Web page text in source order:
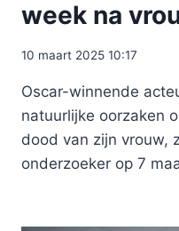
week na
10 maart 2025 10:17
Oscar-winnende
natuurlijke oorzaken
dood van zijn vrouw,
onderzoeker op 7